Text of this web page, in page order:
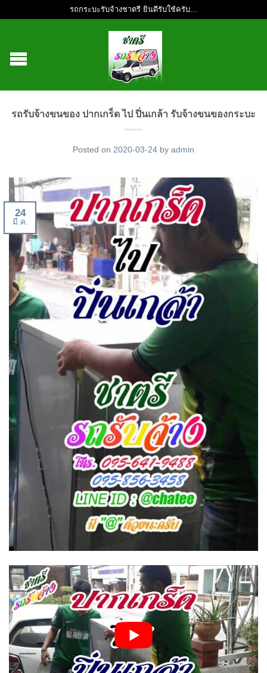
รถกระบะรับจ้างชาตรี ยินดีรับใช้ครับ...
รถรับจ้างขนของ ปากเกร็ด ไป ปิ่นเกล้า รับจ้างขนของกระบะ
Posted on 2020-03-24 by admin
24
มี.ค.